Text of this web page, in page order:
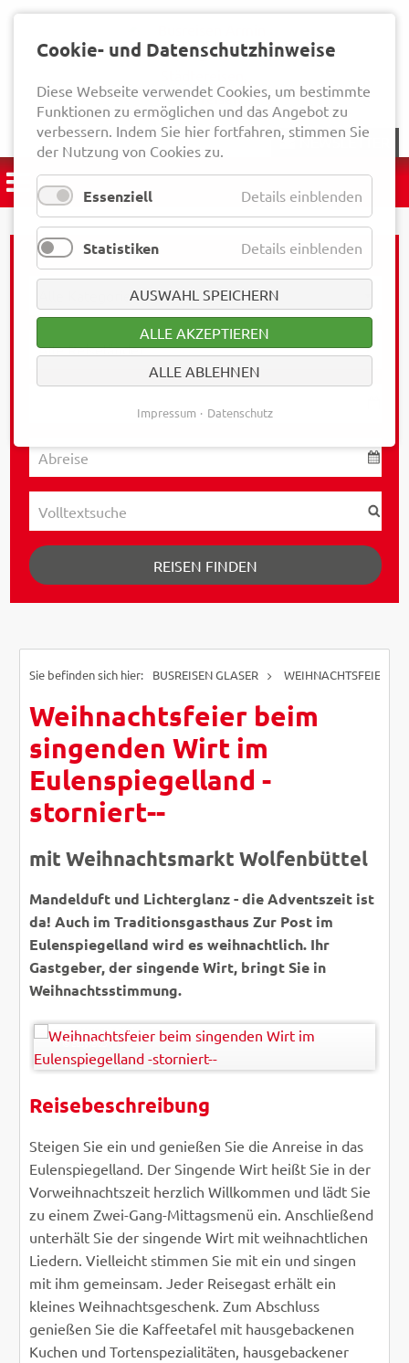
NEWSLETTER
REISEN FINDEN
BUSREISEN GLASER WEIHNACHTSFEIER
Weihnachtsfeier beim
singenden Wirt im
Eulenspiegelland -
storniert--
mit Weihnachtsmarkt Wolfenbüttel
Mandelduft und Lichterglanz - die Adventszeit ist
da! Auch im Traditionsgasthaus Zur Post im
Eulenspiegelland wird es weihnachtlich. Ihr
Gastgeber, der singende Wirt, bringt Sie in
Weihnachtsstimmung.
S.H.exclusiv - Fotolia
© Easy-BUS
Reisebeschreibung
Steigen Sie ein und genießen Sie die Anreise in das
Eulenspiegelland. Der Singende Wirt heißt Sie in der
Vorweihnachtszeit herzlich Willkommen und lädt Sie
zu einem Zwei-Gang-Mittagsmenü ein. Anschließend
unterhält Sie der singende Wirt mit weihnachtlichen
Liedern. Vielleicht stimmen Sie mit ein und singen
mit ihm gemeinsam. Jeder Reisegast erhält ein
kleines Weihnachtsgeschenk. Zum Abschluss
genießen Sie die Kaffeetafel mit hausgebackenen
Kuchen und Tortenspezialitäten, hausgebackener
Cookie- und Datenschutzhinweise
Diese Webseite verwendet Cookies, um bestimmte
Funktionen zu ermöglichen und das Angebot zu
verbessern. Indem Sie hier fortfahren, stimmen Sie
der Nutzung von Cookies zu.
Essenziell Details einblenden
Statistiken Details einblenden
AUSWAHL SPEICHERN
ALLE AKZEPTIEREN
ALLE ABLEHNEN
Impressum Datenschutz